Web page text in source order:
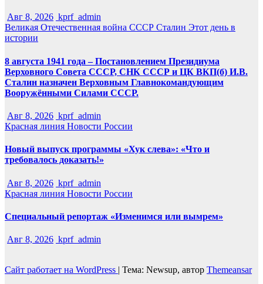
Авг 8, 2026 kprf_admin
Великая Отечественная война СССР Сталин Этот день в
истории
8 августа 1941 года – Постановлением Президиума
Верховного Совета СССР, СНК СССР и ЦК ВКП(б) И.В.
Сталин назначен Верховным Главнокомандующим
Вооружёнными Силами СССР.
Авг 8, 2026 kprf_admin
Красная линия Новости России
Новый выпуск программы «Хук слева»: «Что и
требовалось доказать!»
Авг 8, 2026 kprf_admin
Красная линия Новости России
Специальный репортаж «Изменимся или вымрем»
Авг 8, 2026 kprf_admin
Сайт работает на WordPress | Тема: Newsup, автор Themeansar